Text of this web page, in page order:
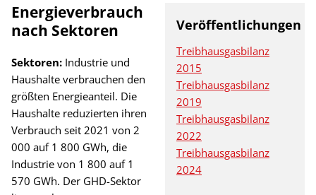
Energieverbrauch
nach Sektoren
Sektoren: Industrie und
Haushalte verbrauchen den
größten Energieanteil. Die
Haushalte reduzierten ihren
Verbrauch seit 2021 von 2
000 auf 1 800 GWh, die
Industrie von 1 800 auf 1
570 GWh. Der GHD-Sektor
Veröffentlichungen
Treibhausgasbilanz
2015
Treibhausgasbilanz
2019
Treibhausgasbilanz
2022
Treibhausgasbilanz
2024